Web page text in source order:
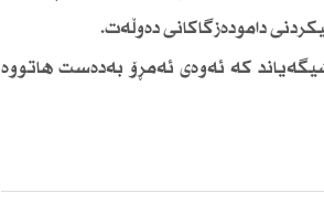
دامودەزگاكانی دەوڵەت.
كە ئەوەی ئەمڕۆ بەدەست هاتووە